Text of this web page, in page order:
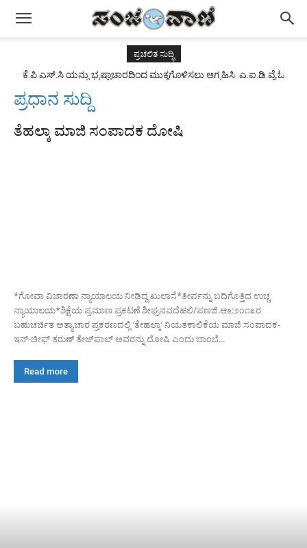
ಪ್ರಚಲಿತ ಸುದ್ಧಿ
ಕೆ.ಪಿ.ಎಸ್.ಸಿ ಯನ್ನು ಭ್ರಷ್ಟಾಚಾರದಿಂದ ಮುಕ್ತಗೊಳಿಸಲು ಆಗ್ರಹಿಸಿ ಎ.ಐ.ಡಿ.ವೈ.ಓ
ಪ್ರಧಾನ ಸುದ್ದಿ
ತೆಹಲ್ಕಾ ಮಾಜಿ ಸಂಪಾದಕ ದೋಷಿ
*ಗೋವಾ ವಿಚಾರಣಾ ನ್ಯಾಯಾಲಯ ನೀಡಿದ್ದ ಖುಲಾಸೆ*ತೀರ್ಪನ್ನು ಬದಿಗೊತ್ತಿದ ಉಚ್ಚ
ನ್ಯಾಯಾಲಯ*ಶಿಕ್ಷೆಯ ಪ್ರಮಾಣ ಪ್ರಕಟಣೆ ಶೀಘ್ರನವದೆಹಲಿ/ಪಣಜಿ.ಆ೬:೨೦೧೩ರ
ಬಹುಚರ್ಚಿತ ಅತ್ಯಾಚಾರ ಪ್ರಕರಣದಲ್ಲಿ ‘ತೇಹಲ್ಕಾ’ ನಿಯತಕಾಲಿಕೆಯ ಮಾಜಿ ಸಂಪಾದಕ-
ಇನ್-ಚೀಫ್ ತರುಣ್ ತೇಜ್‌ಪಾಲ್ ಅವರನ್ನು ದೋಷಿ ಎಂದು ಬಾಂಬೆ...
Read more